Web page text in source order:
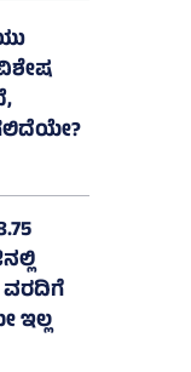
ವರದಿಗೆ
ಇಲ್ಲ